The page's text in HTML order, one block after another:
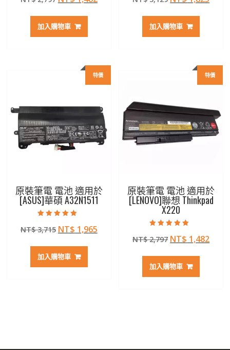
滿分 5
價
格：
加入購物車
滿分 5
價
格：
加入購物車
特價
原裝筆電 電池 適用於
[ASUS]華碩 A32N1511
5.00
滿分 5
NT$3,715 原
價
格：
NT$ 1,965目
加入購物車
特價
原裝筆電 電池 適用於
[LENOVO]聯想 Thinkpad
X220
5.00
滿分 5
NT$2,797 原
價
格：
NT$ 1,482目
加入購物車